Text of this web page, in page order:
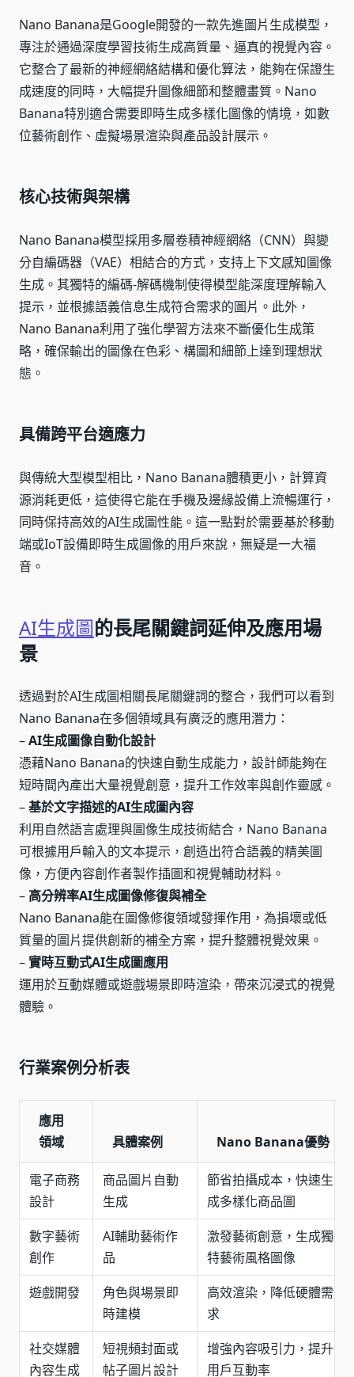
Nano Banana是Google開發的一款先進圖片生成模型，
專注於通過深度學習技術生成高質量、逼真的視覺內容。
它整合了最新的神經網絡結構和優化算法，能夠在保證生
成速度的同時，大幅提升圖像細節和整體畫質。Nano
Banana特別適合需要即時生成多樣化圖像的情境，如數
位藝術創作、虛擬場景渲染與產品設計展示。
核心技術與架構
Nano Banana模型採用多層卷積神經網絡（CNN）與變
分自編碼器（VAE）相結合的方式，支持上下文感知圖像
生成。其獨特的編碼-解碼機制使得模型能深度理解輸入
提示，並根據語義信息生成符合需求的圖片。此外，
Nano Banana利用了強化學習方法來不斷優化生成策
略，確保輸出的圖像在色彩、構圖和細節上達到理想狀
態。
具備跨平台適應力
與傳統大型模型相比，Nano Banana體積更小，計算資
源消耗更低，這使得它能在手機及邊緣設備上流暢運行，
同時保持高效的AI生成圖性能。這一點對於需要基於移動
端或IoT設備即時生成圖像的用戶來說，無疑是一大福
音。
AI生成圖的長尾關鍵詞延伸及應用場
景
透過對於AI生成圖相關長尾關鍵詞的整合，我們可以看到
Nano Banana在多個領域具有廣泛的應用潛力：
–AI生成圖像自動化設計
憑藉Nano Banana的快速自動生成能力，設計師能夠在
短時間內產出大量視覺創意，提升工作效率與創作靈感。
–基於文字描述的AI生成圖內容
利用自然語言處理與圖像生成技術結合，Nano Banana
可根據用戶輸入的文本提示，創造出符合語義的精美圖
像，方便內容創作者製作插圖和視覺輔助材料。
– 高分辨率AI生成圖像修復與補全
Nano Banana能在圖像修復領域發揮作用，為損壞或低
質量的圖片提供創新的補全方案，提升整體視覺效果。
–實時互動式AI生成圖應用
運用於互動媒體或遊戲場景即時渲染，帶來沉浸式的視覺
體驗。
行業案例分析表
應用
領域
具體案例 Nano Banana優勢
電子商務
設計
商品圖片自動
生成
節省拍攝成本，快速生
成多樣化商品圖
數字藝術
創作
AI輔助藝術作
品
激發藝術創意，生成獨
特藝術風格圖像
遊戲開發
角色與場景即
時建模
高效渲染，降低硬體需
求
社交媒體
內容生成
短視頻封面或
帖子圖片設計
增強內容吸引力，提升
用戶互動率